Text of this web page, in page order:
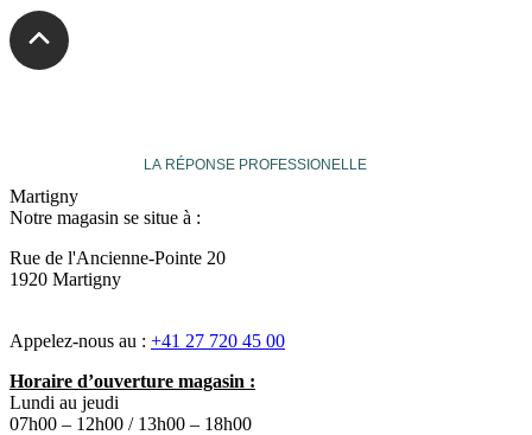
LA RÉPONSE PROFESSIONELLE
Martigny
Notre magasin se situe à :
Rue de l'Ancienne-Pointe 20
1920 Martigny
Appelez-nous au : +41 27 720 45 00
Horaire d’ouverture magasin :
Lundi au jeudi
07h00 – 12h00 / 13h00 – 18h00